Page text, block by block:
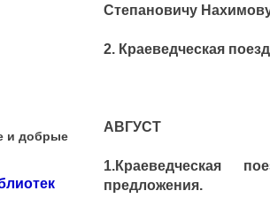
Степановичу Нахимову
2. Краеведческая
АВГУСТ
1.Краеведческая
предложения.
и добрые